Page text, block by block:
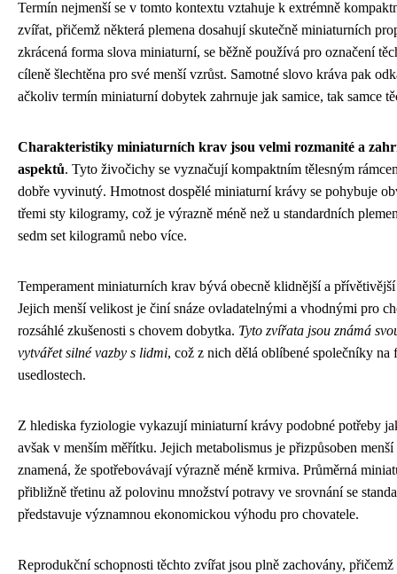
Termín nejmenší se v tomto kontextu vztahuje k extrémně
zvířat, přičemž některá plemena dosahují skutečně miniaturních
zkrácená forma slova miniaturní, se běžně používá pro označení
cíleně šlechtěna pro své menší vzrůst. Samotné slovo kráva pak
ačkoliv termín miniaturní dobytek zahrnuje jak samice, tak samce
Charakteristiky miniaturních krav jsou velmi rozmanité a
aspektů. Tyto živočichy se vyznačují kompaktním tělesným
dobře vyvinutý. Hmotnost dospělé miniaturní krávy se pohybuje
třemi sty kilogramy, což je výrazně méně než u standardních
sedm set kilogramů nebo více.
Temperament miniaturních krav bývá obecně klidnější a
Jejich menší velikost je činí snáze ovladatelnými a vhodnými pro
rozsáhlé zkušenosti s chovem dobytka. Tyto zvířata jsou známá
vytvářet silné vazby s lidmi, což z nich dělá oblíbené společníky na
usedlostech.
Z hlediska fyziologie vykazují miniaturní krávy podobné potřeby
avšak v menším měřítku. Jejich metabolismus je přizpůsoben
znamená, že spotřebovávají výrazně méně krmiva. Průměrná
přibližně třetinu až polovinu množství potravy ve srovnání se
představuje významnou ekonomickou výhodu pro chovatele.
Reprodukční schopnosti těchto zvířat jsou plně zachovány,